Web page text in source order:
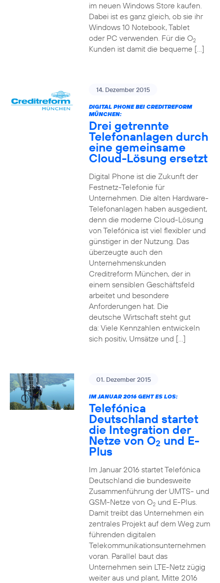
im neuen Windows Store kaufen.
Dabei ist es ganz gleich, ob sie ihr
Windows 10 Notebook, Tablet
oder PC verwenden. Für die O2
Kunden ist damit die bequeme […]
14. Dezember 2015
DIGITAL PHONE BEI CREDITREFORM
MÜNCHEN:
Drei getrennte
Telefonanlagen durch
eine gemeinsame
Cloud-Lösung ersetzt
Digital Phone ist die Zukunft der
Festnetz-Telefonie für
Unternehmen. Die alten Hardware-
Telefonanlagen haben ausgedient,
denn die moderne Cloud-Lösung
von Telefónica ist viel flexibler und
günstiger in der Nutzung. Das
überzeugte auch den
Unternehmenskunden
Creditreform München, der in
einem sensiblen Geschäftsfeld
arbeitet und besondere
Anforderungen hat. Die
deutsche Wirtschaft steht gut
da: Viele Kennzahlen entwickeln
sich positiv, Umsätze und […]
01. Dezember 2015
IM JANUAR 2016 GEHT ES LOS:
Telefónica
Deutschland startet
die Integration der
Netze von O2 und E-
Plus
Im Januar 2016 startet Telefónica
Deutschland die bundesweite
Zusammenführung der UMTS- und
GSM-Netze von O2und E-Plus.
Damit treibt das Unternehmen ein
zentrales Projekt auf dem Weg zum
führenden digitalen
Telekommunikationsunternehmen
voran. Parallel baut das
Unternehmen sein LTE-Netz zügig
weiter aus und plant, Mitte 2016